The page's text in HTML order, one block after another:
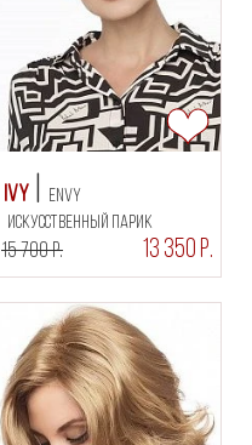
Ivy
искусственный парик
Envy
15 700 Р. 13 350 Р.